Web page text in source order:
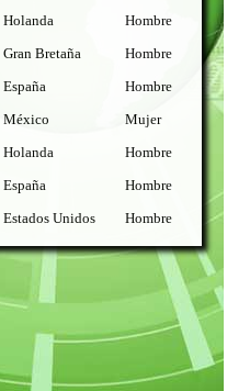
Holanda Hombre
Gran Bretaña Hombre
España Hombre
México Mujer
Holanda Hombre
España Hombre
Estados Unidos Hombre